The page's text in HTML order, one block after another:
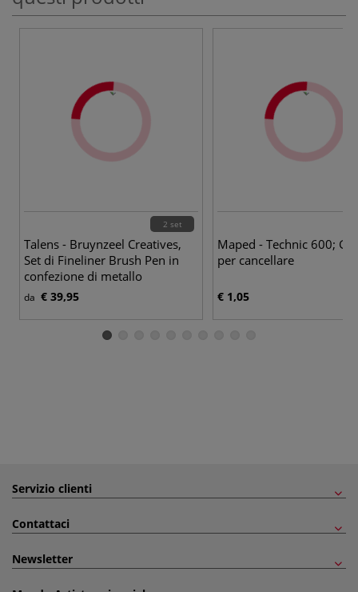
2 set
Talens - Bruynzeel Creatives,
Set di Fineliner Brush Pen in
confezione di metallo
da € 39,95
Maped - Technic 600;
per cancellare
€ 1,05
Servizio clienti
Contattaci
Newsletter